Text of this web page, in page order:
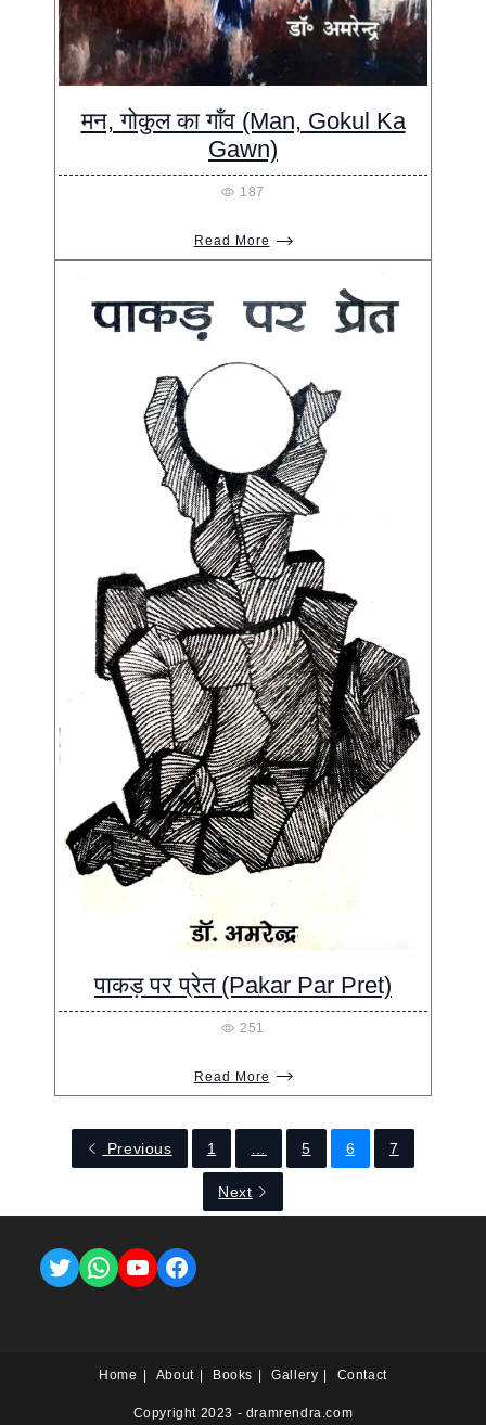
मन, गोकुल का गाँव (Man, Gokul Ka
Gawn)
187
Read More
पाकड़ पर प्रेत (Pakar Par Pret)
251
Read More
Previous 1 5 6 7
Next
TwitterWhatsAppYouTubeFacebook
Home About Books Gallery Contact
Copyright 2023 - dramrendra.com